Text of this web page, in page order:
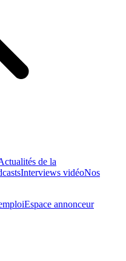
de la
Interviews vidéoNos
Espace annonceur